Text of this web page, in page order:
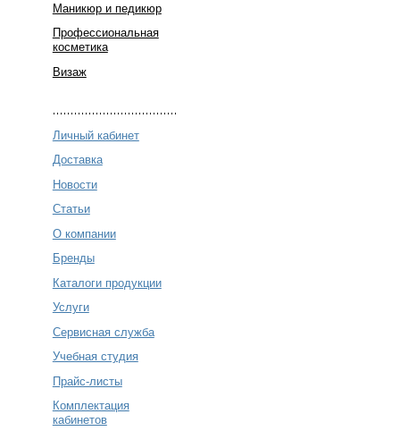
Маникюр и педикюр
Профессиональная
косметика
Визаж
Личный кабинет
Доставка
Новости
Статьи
О компании
Бренды
Каталоги продукции
Услуги
Сервисная служба
Учебная студия
Прайс-листы
Комплектация
кабинетов